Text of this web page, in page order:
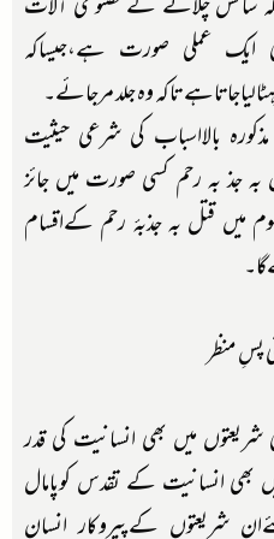
ایک عملی صورت ہے،جیساکہ
تاکہ وہ جلد مرجائے۔
بالااسباب کی شرعی حیثیت
بہ جذ بہ رحم کسی صورت میں جائز
میں قتل بہ جذبۂ رحم کےاقسام
پسِ منظر
میں بھی انسانیت کی قدر
بھی انسانیت کے تقدس کوپامال
شریعتوں کےپیروکار انسان